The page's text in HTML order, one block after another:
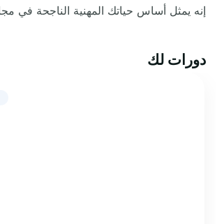
إنه يمثل أساس حياتك المهنية الناجحة في
دورات لك